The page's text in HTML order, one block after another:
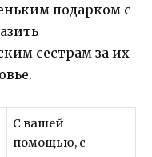
подарком с
сестрам за их
С вашей
помощью, с